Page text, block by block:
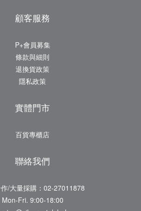
顧客服務
P+會員募集
條款與細則
退換貨政策
隱私政策
實體門市
百貨專櫃店
聯絡我們
/大量採購：02-27011878
Mon-Fri. 9:00-18:00